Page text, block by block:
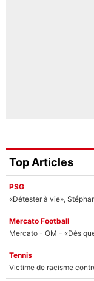
Top Articles
PSG
«Détester à vie»,
Mercato Football
Tennis